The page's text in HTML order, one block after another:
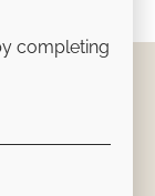
completing